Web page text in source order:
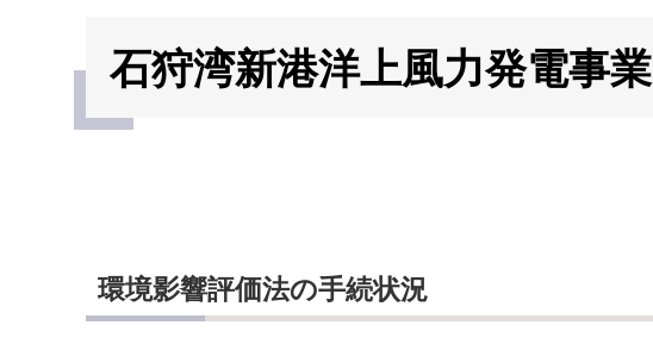
石狩湾新港洋上風力発電事業
環境影響評価法の手続状況